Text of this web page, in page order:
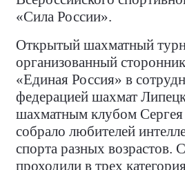
«Сила России».
Открытый шахматный
организованный
«Единая Россия» в
федерацией шахмат
шахматным клубом Сергея
собрало любителей
спорта разных возрастов.
проходили в трех